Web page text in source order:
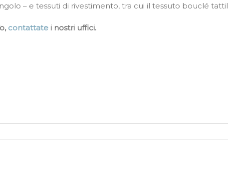
– e tessuti di rivestimento, tra cui il tessuto bouclé
contattate i nostri uffici.